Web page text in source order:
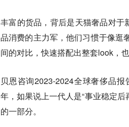
丰富的货品，背后是天猫奢品对
品消费的主力军，他们习惯于像逛
间的对比，快速搭配出整套look，
贝恩咨询2023-2024全球奢侈品
年，如果说上一代人是“事业稳定
的一部分。